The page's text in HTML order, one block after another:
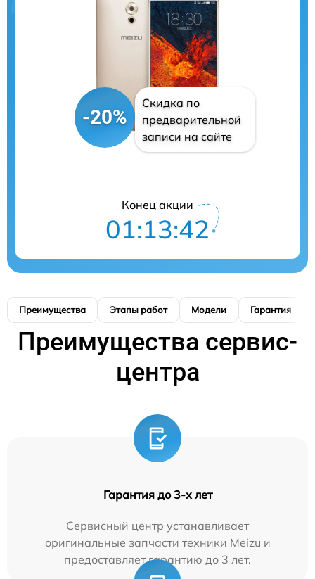
-20%
Скидка по
предварительной
записи на сайте
Конец акции
01:13:41
Преимущества Этапы работ Модели Гарантия
Преимущества сервис-
центра
Гарантия до 3-х лет
Сервисный центр устанавливает
оригинальные запчасти техники Meizu и
предоставляет гарантию до 3 лет.